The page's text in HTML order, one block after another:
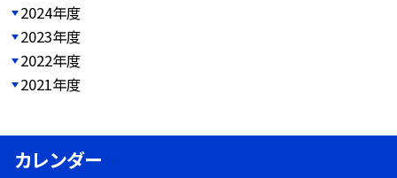
2024年度
2023年度
2022年度
2021年度
カレンダー